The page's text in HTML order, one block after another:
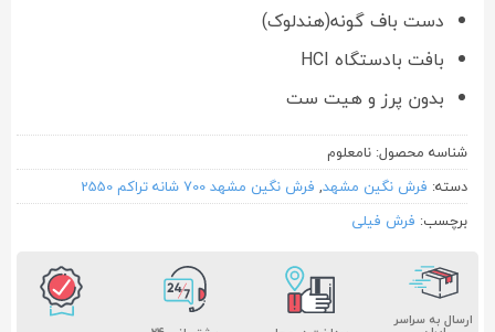
دست باف گونه(هندلوک)
بافت بادستگاه HCI
بدون پرز و هیت ست
شناسه محصول: نامعلوم
دسته: فرش نگین مشهد, فرش نگین مشهد 700 شانه تراکم 2550
برچسب: فرش فیلی
ارسال به سراسر